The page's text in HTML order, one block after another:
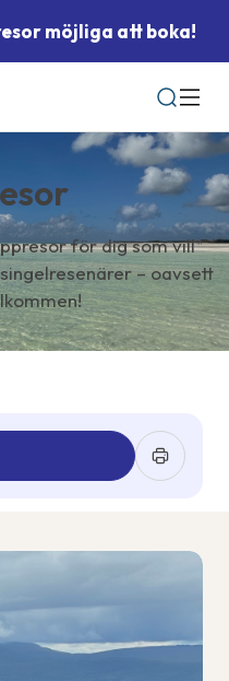
möjliga att boka!
Sök
för dig som vill
– oavsett